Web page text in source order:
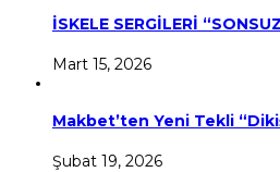
İSKELE SERGİLERİ
Mart 15, 2026
Makbet’ten Yeni Tekli
Şubat 19, 2026